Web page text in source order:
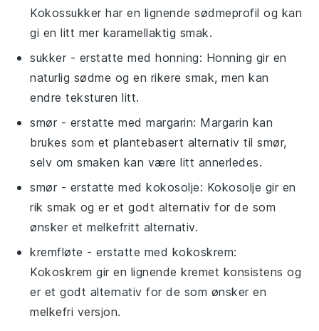
Kokossukker har en lignende sødmeprofil og kan
gi en litt mer karamellaktig smak.
sukker - erstatte medhonning: Honning gir en
naturlig sødme og en rikere smak, men kan
endre teksturen litt.
smør - erstatte medmargarin: Margarin kan
brukes som et plantebasert alternativ til smør,
selv om smaken kan være litt annerledes.
smør - erstatte medkokosolje: Kokosolje gir en
rik smak og er et godt alternativ for de som
ønsker et melkefritt alternativ.
kremfløte - erstatte med kokoskrem:
Kokoskrem gir en lignende kremet konsistens og
er et godt alternativ for de som ønsker en
melkefri versjon.